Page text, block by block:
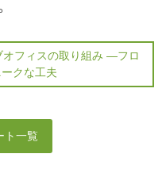
オフィスの取り組み ―フロ
クな工夫
ト一覧